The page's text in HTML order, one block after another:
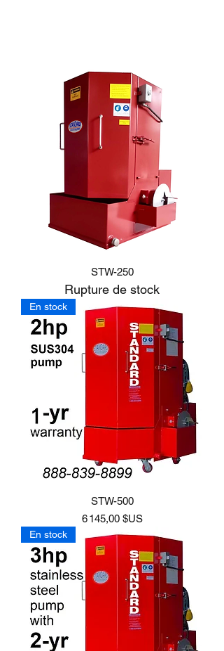
STW-250
Rupture de stock
En stock
STW-500
Prix
6 145,00 $US
En stock